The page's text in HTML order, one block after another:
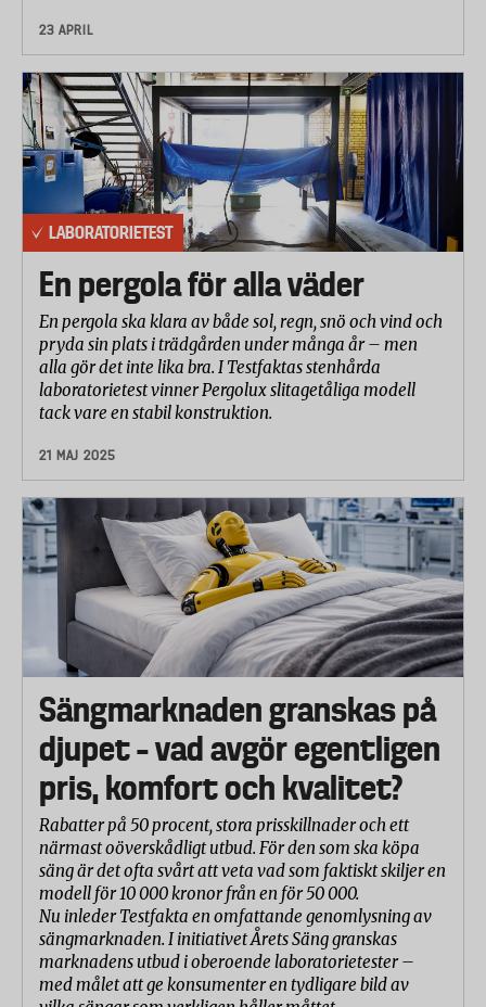
23 APRIL
LABORATORIETEST
En pergola för alla väder
En pergola ska klara av både sol, regn, snö och vind och
pryda sin plats i trädgården under många år – men
alla gör det inte lika bra. I Testfaktas stenhårda
laboratorietest vinner Pergolux slitagetåliga modell
tack vare en stabil konstruktion.
21 MAJ 2025
Sängmarknaden granskas på
djupet – vad avgör egentligen
pris, komfort och kvalitet?
Rabatter på 50 procent, stora prisskillnader och ett
närmast oöverskådligt utbud. För den som ska köpa
säng är det ofta svårt att veta vad som faktiskt skiljer en
modell för 10 000 kronor från en för 50 000.
Nu inleder Testfakta en omfattande genomlysning av
sängmarknaden. I initiativet Årets Säng granskas
marknadens utbud i oberoende laboratorietester –
med målet att ge konsumenter en tydligare bild av